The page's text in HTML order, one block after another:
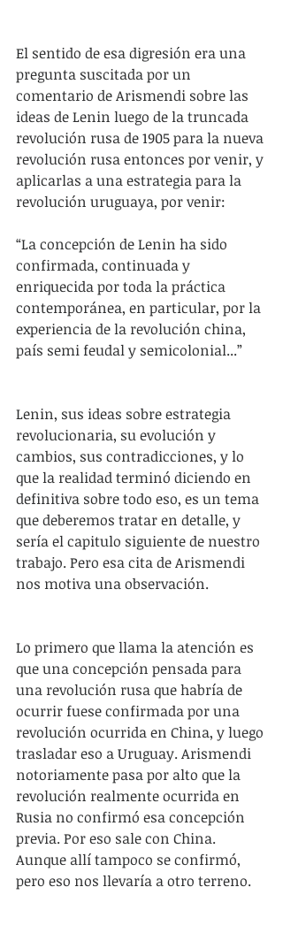
El sentido de esa digresión era una
pregunta suscitada por un
comentario de Arismendi sobre las
ideas de Lenin luego de la truncada
revolución rusa de 1905 para la nueva
revolución rusa entonces por venir, y
aplicarlas a una estrategia para la
revolución uruguaya, por venir:
“La concepción de Lenin ha sido
confirmada, continuada y
enriquecida por toda la práctica
contemporánea, en particular, por la
experiencia de la revolución china,
país semi feudal y semicolonial...”
Lenin, sus ideas sobre estrategia
revolucionaria, su evolución y
cambios, sus contradicciones, y lo
que la realidad terminó diciendo en
definitiva sobre todo eso, es un tema
que deberemos tratar en detalle, y
sería el capitulo siguiente de nuestro
trabajo. Pero esa cita de Arismendi
nos motiva una observación.
Lo primero que llama la atención es
que una concepción pensada para
una revolución rusa que habría de
ocurrir fuese confirmada por una
revolución ocurrida en China, y luego
trasladar eso a Uruguay. Arismendi
notoriamente pasa por alto que la
revolución realmente ocurrida en
Rusia no confirmó esa concepción
previa. Por eso sale con China.
Aunque allí tampoco se confirmó,
pero eso nos llevaría a otro terreno.